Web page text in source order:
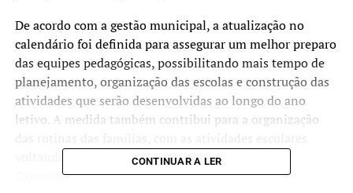
De acordo com a gestão municipal, a atualização no
calendário foi definida para assegurar um melhor preparo
das equipes pedagógicas, possibilitando mais tempo de
planejamento, organização das escolas e construção das
atividades que serão desenvolvidas ao longo do ano
letivo. A medida também contribui para a organização
voltando sem interrupções, já após o período do
Carnaval.
CONTINUAR A LER